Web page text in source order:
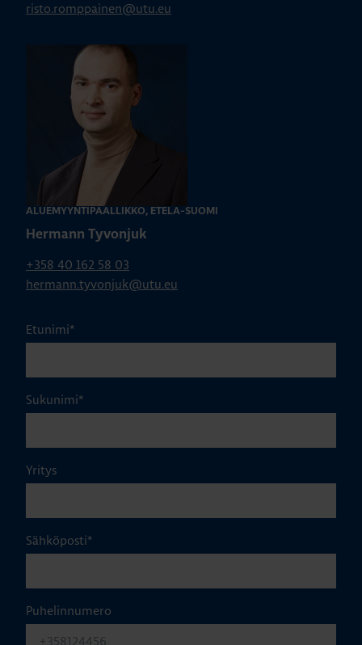
risto.romppainen@utu.eu
ALUEMYYNTIPÄÄLLIKKÖ, ETELÄ-SUOMI
Hermann Tyvonjuk
+358 40 162 58 03
hermann.tyvonjuk@utu.eu
Etunimi*
Sukunimi*
Yritys
Sähköposti*
Puhelinnumero